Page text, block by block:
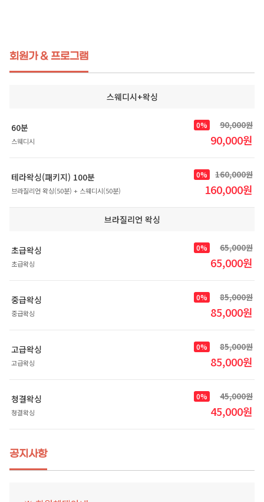
회원가 & 프로그램
스웨디시+왁싱
60분
스웨디시
90,000원
0%
90,000원
테라왁싱(패키지) 100분
브라질리언 왁싱(50분) + 스웨디시(50분)
160,000원
0%
160,000원
브라질리언 왁싱
초급왁싱
초급왁싱
65,000원
0%
65,000원
중급왁싱
중급왁싱
85,000원
0%
85,000원
고급왁싱
고급왁싱
85,000원
0%
85,000원
청결왁싱
청결왁싱
45,000원
0%
45,000원
공지사항